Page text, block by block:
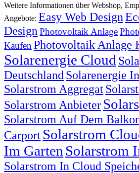
Weitere Informationen über Webshop,
Angebote: Easy Web Design
Design Photovoltaik Anlage
Kaufen Photovoltaik Anlage
Solarenergie Cloud
Deutschland Solarenergie
Solarstrom Aggregat
Solarstrom Anbieter
Solarstrom Auf Dem
Carport Solarstrom
Im Garten Solarstrom
Solarstrom In Cloud